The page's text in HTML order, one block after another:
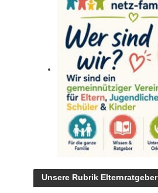
Unsere Rubrik Elternratgeber